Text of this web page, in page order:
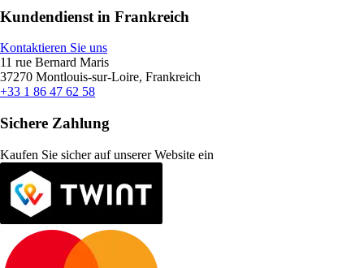
Kundendienst in Frankreich
Kontaktieren Sie uns
11 rue Bernard Maris
37270 Montlouis-sur-Loire, Frankreich
+33 1 86 47 62 58
Sichere Zahlung
Kaufen Sie sicher auf unserer Website ein